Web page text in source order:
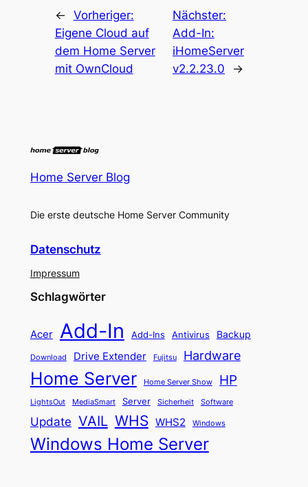
← Vorheriger:
Eigene Cloud auf
dem Home Server
mit OwnCloud
Nächster:
Add-In:
iHomeServer
v2.2.23.0
→
Home Server Blog
Die erste deutsche Home Server Community
Datenschutz
Impressum
Schlagwörter
Acer Add-In Add-Ins Antivirus Backup
Download Drive Extender Fujitsu Hardware
Home Server Home Server Show HP
LightsOut MediaSmart Server Sicherheit Software
Update VAIL WHS WHS2 Windows
Windows Home Server